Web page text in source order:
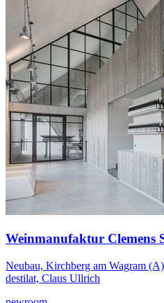
Weinmanufaktur Clemens
Neubau, Kirchberg am Wagram
destilat, Claus Ullrich